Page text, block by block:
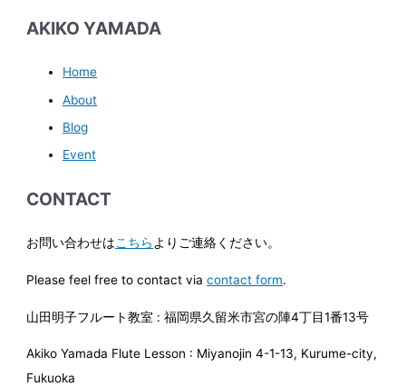
AKIKO YAMADA
Home
About
Blog
Event
CONTACT
お問い合わせはこちらよりご連絡ください。
Please feel free to contact viacontact form.
山田明子フルート教室 : 福岡県久留米市宮の陣4丁目1番13号
Akiko Yamada Flute Lesson : Miyanojin 4-1-13, Kurume-city,
Fukuoka